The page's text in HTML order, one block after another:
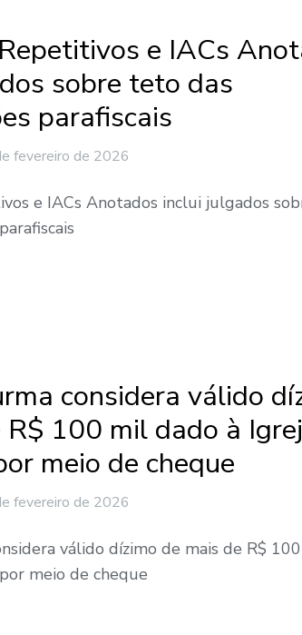
e IACs
sobre teto das
parafiscais
fevereiro de 2026
e IACs Anotados inclui julgados
considera válido
R$ 100 mil dado à
meio de cheque
fevereiro de 2026
válido dízimo de mais de R$
meio de cheque